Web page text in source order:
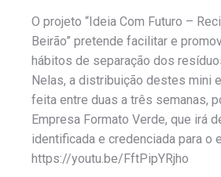
O projeto “Ideia Com Futuro –
Beirão” pretende facilitar e
hábitos de separação dos
Nelas, a distribuição destes mini
feita entre duas a três semanas,
Empresa Formato Verde, que irá
identificada e credenciada para o
https://youtu.be/FftPipYRjho